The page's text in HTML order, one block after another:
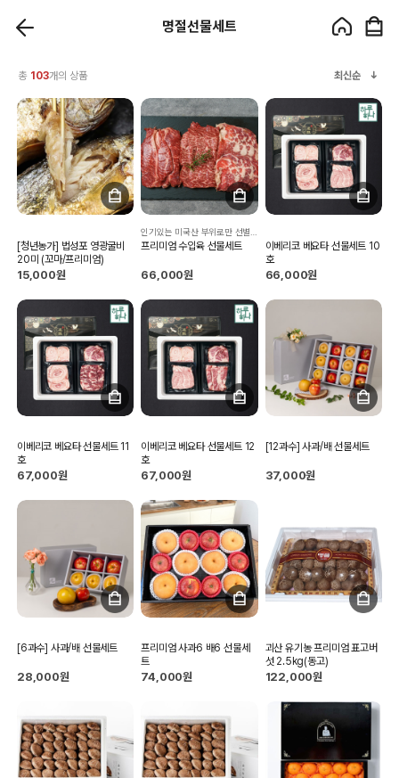
명절선물세트
총 103개의 상품 최신순
[청년농가] 법성포 영광굴비
20미 (꼬마/프리미엄)
15,000원
프리미엄 수입육 선물세트
66,000원
이베리코 베요타 선물세트 10
호
66,000원
이베리코 베요타 선물세트 11
호
67,000원
이베리코 베요타 선물세트 12
호
67,000원
[12과수] 사과/배 선물세트
37,000원
[6과수] 사과/배 선물세트
28,000원
프리미엄 사과6 배6 선물세
트
74,000원
괴산 유기농 프리미엄 표고버
섯 2.5kg(동고)
122,000원